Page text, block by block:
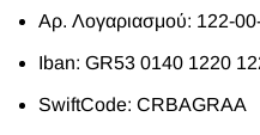
Αρ. Λογαριασμού: 122-
Iban: GR53 0140 1220
SwiftCode: CRBAGRAA